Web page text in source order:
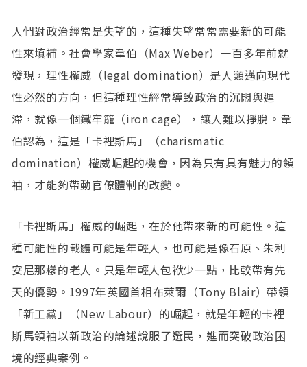
人們對政治經常是失望的，這種失望常常需要新的可能
性來填補。社會學家韋伯（Max Weber）一百多年前就
發現，理性權威（legal domination）是人類邁向現代
性必然的方向，但這種理性經常導致政治的沉悶與遲
滯，就像一個鐵牢籠（iron cage），讓人難以掙脫。韋
伯認為，這是「卡裡斯馬」（charismatic
domination）權威崛起的機會，因為只有具有魅力的領
袖，才能夠帶動官僚體制的改變。
「卡裡斯馬」權威的崛起，在於他帶來新的可能性。這
種可能性的載體可能是年輕人，也可能是像石原、朱利
安尼那樣的老人。只是年輕人包袱少一點，比較帶有先
天的優勢。1997年英國首相布萊爾（Tony Blair）帶領
「新工黨」（New Labour）的崛起，就是年輕的卡裡
斯馬領袖以新政治的論述說服了選民，進而突破政治困
境的經典案例。